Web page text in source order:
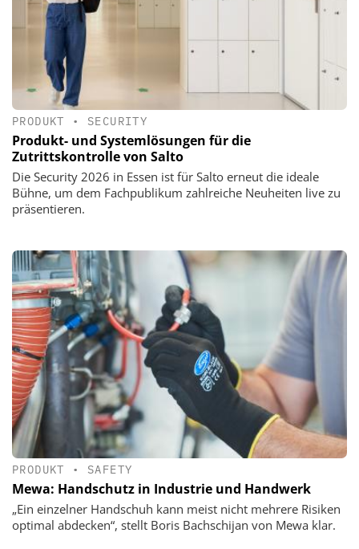
PRODUKT • SECURITY
Produkt- und Systemlösungen für die
Zutrittskontrolle von Salto
Die Security 2026 in Essen ist für Salto erneut die ideale
Bühne, um dem Fachpublikum zahlreiche Neuheiten live zu
präsentieren.
PRODUKT • SAFETY
Mewa: Handschutz in Industrie und Handwerk
„Ein einzelner Handschuh kann meist nicht mehrere Risiken
optimal abdecken“, stellt Boris Bachschijan von Mewa klar.